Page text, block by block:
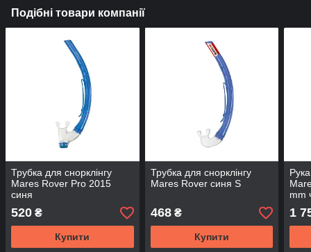
Подібні товари компанії
Трубка для снорклінгу
Mares Rover Pro 2015
синя
520 ₴
Купити
Трубка для снорклінгу
Mares Rover синя S
468₴
Купити
mm
1